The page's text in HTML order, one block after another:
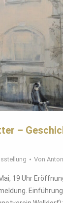
–
Von Anton
19 Uhr